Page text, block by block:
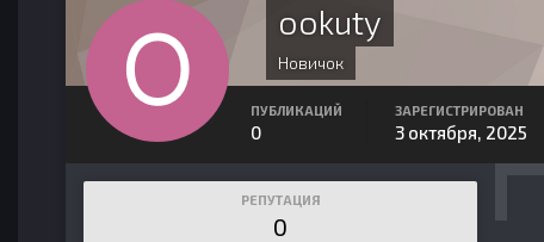
ookuty
Новичок
ПУБЛИКАЦИЙ
0
ЗАРЕГИСТРИРОВАН
3 октября, 2025
РЕПУТАЦИЯ
0